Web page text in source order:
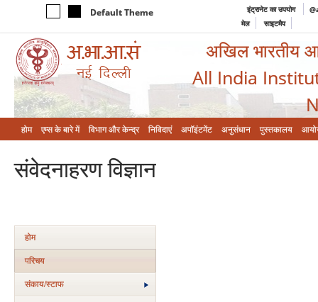
Default Theme इंट्रानेट का उपयोग
मेल
साइटमैप
अखिल भारतीय
All India
होम एम्‍स के बारे में विभाग और केन्‍द्र निविदाएं अपॉइंटमेंट अनुसंधान पुस्तकालय
संवेदनाहरण विज्ञान
होम
परिचय
संकाय/स्‍टाफ